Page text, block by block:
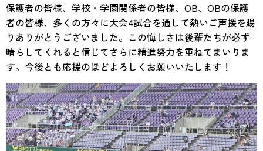
保護者の皆様、学校・学園関係者の皆様、OB、OBの保護
者の皆様、多くの方々に大会4試合を通して熱いご声援を賜
りありがとうございました。この悔しさは後輩たちが必ず
晴らしてくれると信じてさらに精進努力を重ねてまいりま
す。今後とも応援のほどよろしくお願いいたします！